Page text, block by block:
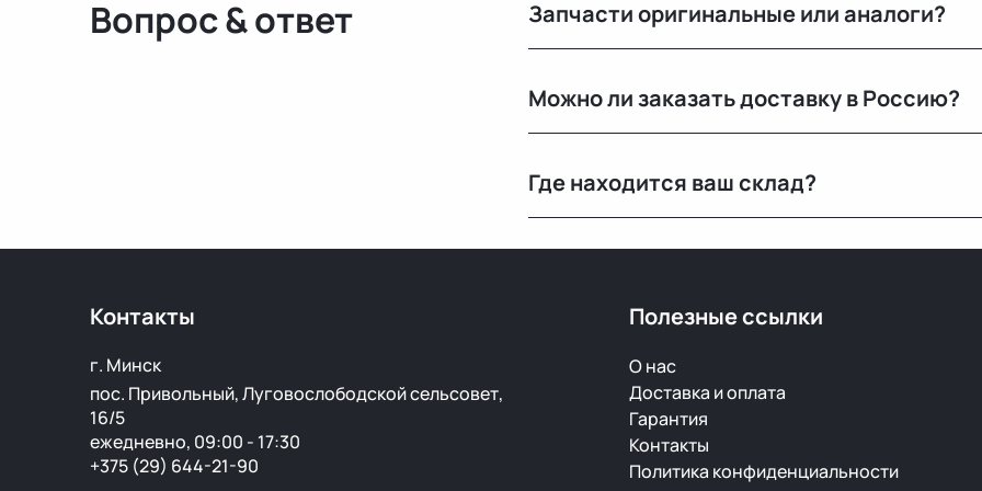
Вопрос & ответ Запчасти оригинальные или аналоги?
автомобилей с минимальным пробегом.
Можно ли заказать доставку в Россию?
транспортными компаниями.
Где находится ваш склад?
Контакты
г. Минск
пос. Привольный, Луговослободской сельсовет,
16/5
ежедневно, 09:00 - 17:30
+375 (29) 644-21-90
Полезные ссылки
О нас
Доставка и оплата
Гарантия
Контакты
Политика конфиденциальности